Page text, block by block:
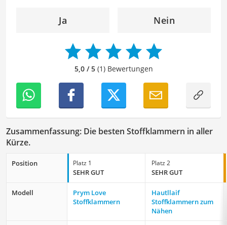
angenehme Leseerfahrung zu bieten. Durch meine
beitragen, dass die Inhalte unserer Redaktion optimal
präsentiert werden und ihre volle Wirkung entfalten.
Ja Nein
5,0 / 5(1) Bewertungen
Zusammenfassung: Die besten Stoffklammern in aller
Kürze.
Position Platz 1
SEHR GUT
Platz 2
SEHR GUT
Modell
Prym Love
Stoffklammern
Hautllaif
Stoffklammern zum
Nähen